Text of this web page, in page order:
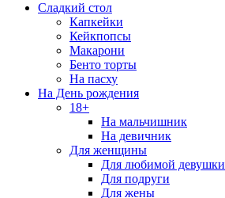
Сладкий стол
Капкейки
Кейкпопсы
Макарони
Бенто торты
На пасху
На День рождения
18+
На мальчишник
На девичник
Для женщины
Для любимой девушки
Для подруги
Для жены